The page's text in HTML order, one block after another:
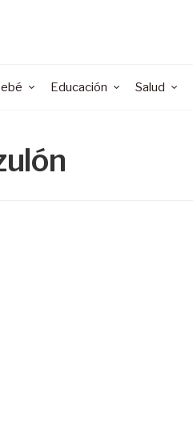
Educación Salud